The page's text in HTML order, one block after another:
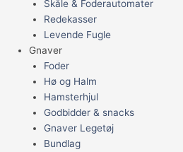
Skåle & Foderautomater
Redekasser
Levende Fugle
Gnaver
Foder
Hø og Halm
Hamsterhjul
Godbidder & snacks
Gnaver Legetøj
Bundlag